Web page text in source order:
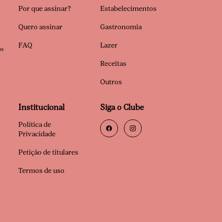
Por que assinar?
Quero assinar
FAQ
Estabelecimentos
Gastronomia
Lazer
Receitas
Outros
Institucional
Política de
Privacidade
Petição de titulares
Termos de uso
Siga o Clube